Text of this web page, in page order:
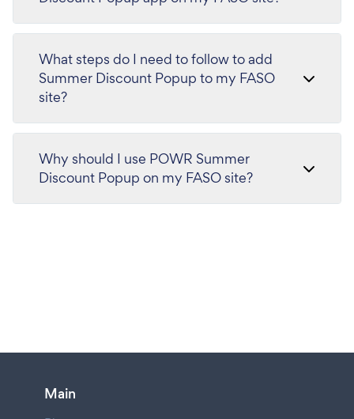
What steps do I need to follow to add
Summer Discount Popup to my FASO
site?
Why should I use POWR Summer
Discount Popup on my FASO site?
Main